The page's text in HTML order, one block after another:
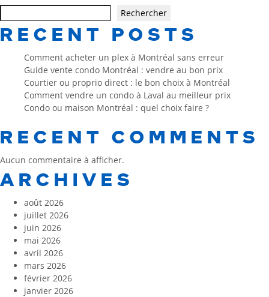
Rechercher
RECENT POSTS
Comment acheter un plex à Montréal sans erreur
Guide vente condo Montréal : vendre au bon prix
Courtier ou proprio direct : le bon choix à Montréal
Comment vendre un condo à Laval au meilleur prix
Condo ou maison Montréal : quel choix faire ?
RECENT COMMENTS
Aucun commentaire à afficher.
ARCHIVES
août 2026
juillet 2026
juin 2026
mai 2026
avril 2026
mars 2026
février 2026
janvier 2026